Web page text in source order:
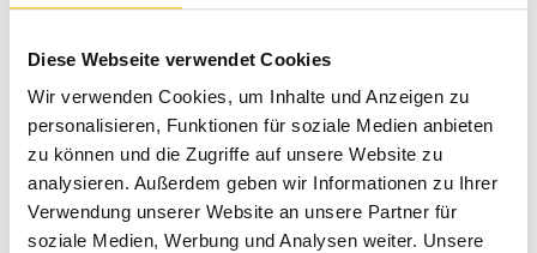
Diese Webseite verwendet Cookies
Wir verwenden Cookies, um Inhalte und Anzeigen zu
personalisieren, Funktionen für soziale Medien anbieten
zu können und die Zugriffe auf unsere Website zu
analysieren. Außerdem geben wir Informationen zu Ihrer
Verwendung unserer Website an unsere Partner für
soziale Medien, Werbung und Analysen weiter. Unsere
Mehr anzeigen
Wird sind Auto Reichhardt